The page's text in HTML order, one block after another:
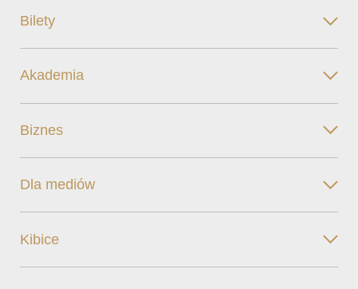
Bilety
Akademia
Biznes
Dla mediów
Kibice